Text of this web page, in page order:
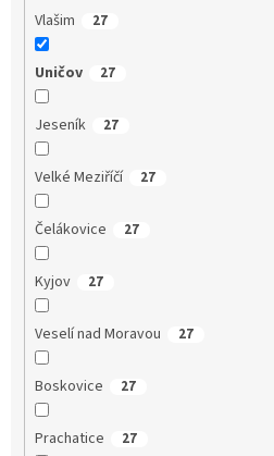
Vlašim 27
Uničov 27
Jeseník 27
Velké Meziříčí 27
Čelákovice 27
Kyjov 27
Veselí nad Moravou 27
Boskovice 27
Prachatice 27